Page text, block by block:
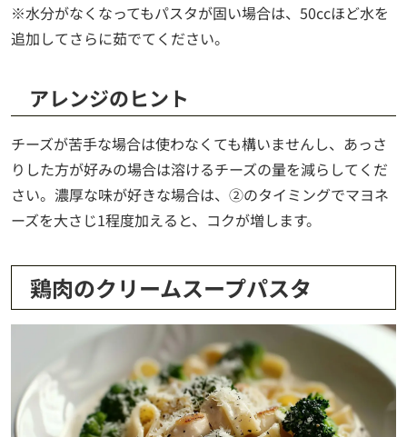
※水分がなくなってもパスタが固い場合は、50ccほど水を
追加してさらに茹でてください。
アレンジのヒント
チーズが苦手な場合は使わなくても構いませんし、あっさ
りした方が好みの場合は溶けるチーズの量を減らしてくだ
さい。濃厚な味が好きな場合は、②のタイミングでマヨネ
ーズを大さじ1程度加えると、コクが増します。
鶏肉のクリームスープパスタ